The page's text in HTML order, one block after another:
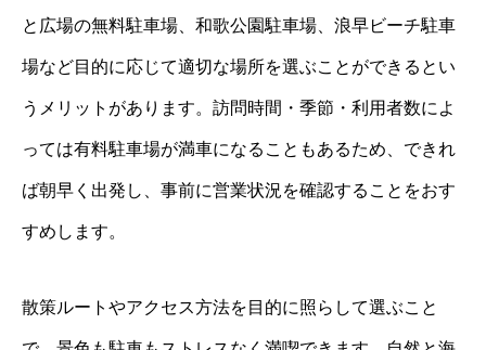
と広場の無料駐車場、和歌公園駐車場、浪早ビーチ駐車
場など目的に応じて適切な場所を選ぶことができるとい
うメリットがあります。訪問時間・季節・利用者数によ
っては有料駐車場が満車になることもあるため、できれ
ば朝早く出発し、事前に営業状況を確認することをおす
すめします。
散策ルートやアクセス方法を目的に照らして選ぶこと